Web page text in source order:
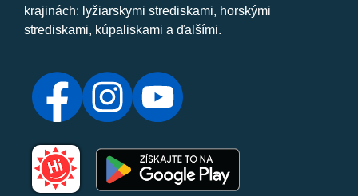
krajinách: lyžiarskymi strediskami, horskými
strediskami, kúpaliskami a ďalšími.